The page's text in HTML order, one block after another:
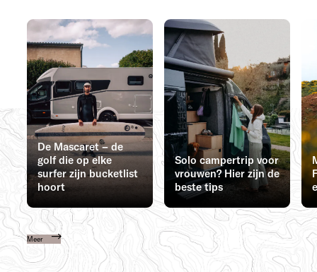
De Mascaret – de
golf die op elke
surfer zijn bucketlist
hoort
Solo campertrip voor
vrouwen? Hier zijn de
beste tips
Meer